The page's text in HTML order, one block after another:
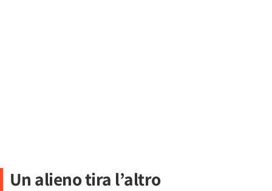
Un alieno tira l’altro